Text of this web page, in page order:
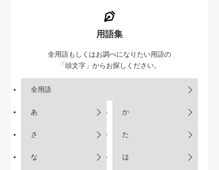
用語集
全用語もしくはお調べになりたい用語の
「頭文字」からお探しください。
全用語
あ か
さ た
な は